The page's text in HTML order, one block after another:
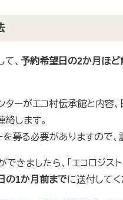
て、 予約希望日の2か月ほど
ターがエコ村伝承館と内容
します。
募る必要がありますので、
できましたら、「エコロジ
の1か月前までに送付してく